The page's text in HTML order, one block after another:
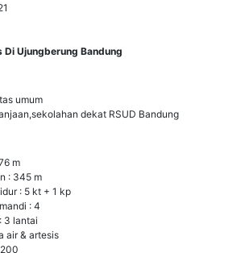
Di Ujungberung Bandung
umum
dekat RSUD Bandung
m
: 345 m
: 5 kt + 1 kp
: 4
3 lantai
air & artesis